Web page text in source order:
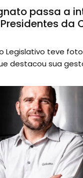
passa a
da
Legislativo teve
destacou sua